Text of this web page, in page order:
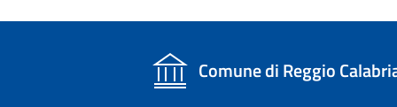
Comune di Reggio